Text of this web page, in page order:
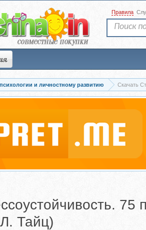
Правила
и личностному развитию Скачать
75
Тайц)